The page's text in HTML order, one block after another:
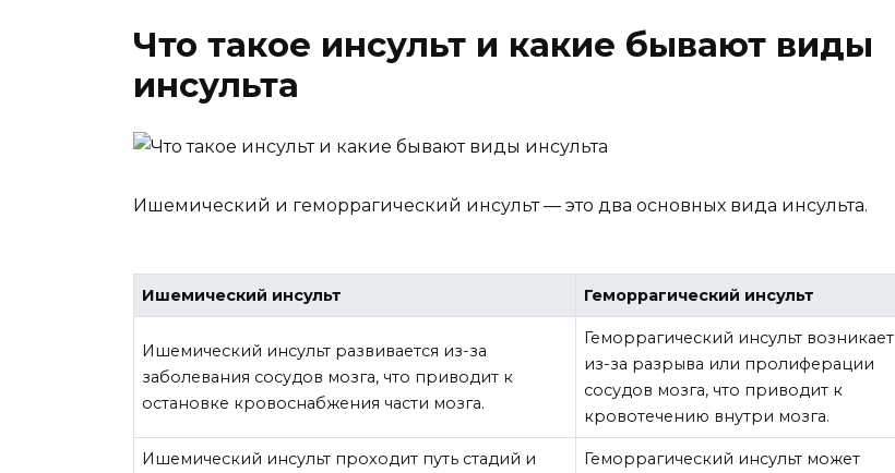
Что такое инсульт и какие бывают виды
инсульта
Ишемический и геморрагический инсульт — это два основных вида инсульта.
Ишемический инсульт Геморрагический инсульт
Ишемический инсульт развивается из-за
заболевания сосудов мозга, что приводит к
остановке кровоснабжения части мозга.
Геморрагический инсульт возникает
из-за разрыва или пролиферации
сосудов мозга, что приводит к
кровотечению внутри мозга.
Ишемический инсульт проходит путь стадий и
Геморрагический инсульт может